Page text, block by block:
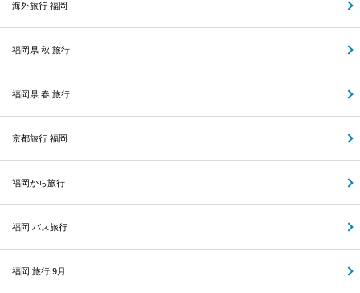
海外旅行 福岡
福岡県 秋 旅行
福岡県 春 旅行
京都旅行 福岡
福岡から旅行
福岡 バス旅行
福岡 旅行 9月